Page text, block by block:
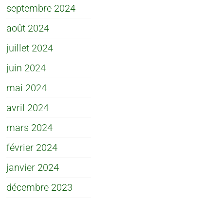
septembre 2024
août 2024
juillet 2024
juin 2024
mai 2024
avril 2024
mars 2024
février 2024
janvier 2024
décembre 2023